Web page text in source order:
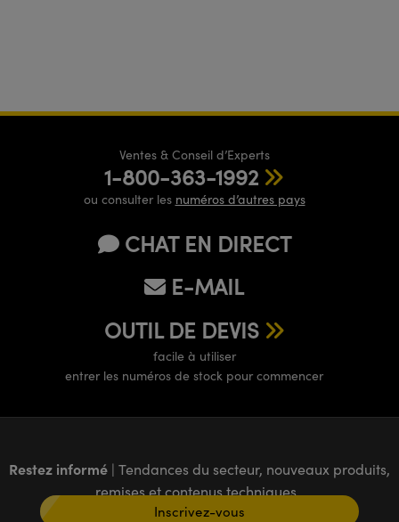
Ventes & Conseil d’Experts
1-800-363-1992
ou consulter les numéros d’autres pays
CHAT EN DIRECT
E-MAIL
OUTIL DE DEVIS
facile à utiliser
entrer les numéros de stock pour commencer
Restez informé | Tendances du secteur, nouveaux produits,
remises et contenus techniques
Inscrivez-vous